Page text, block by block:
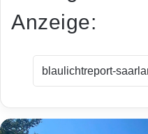
Anzeige: